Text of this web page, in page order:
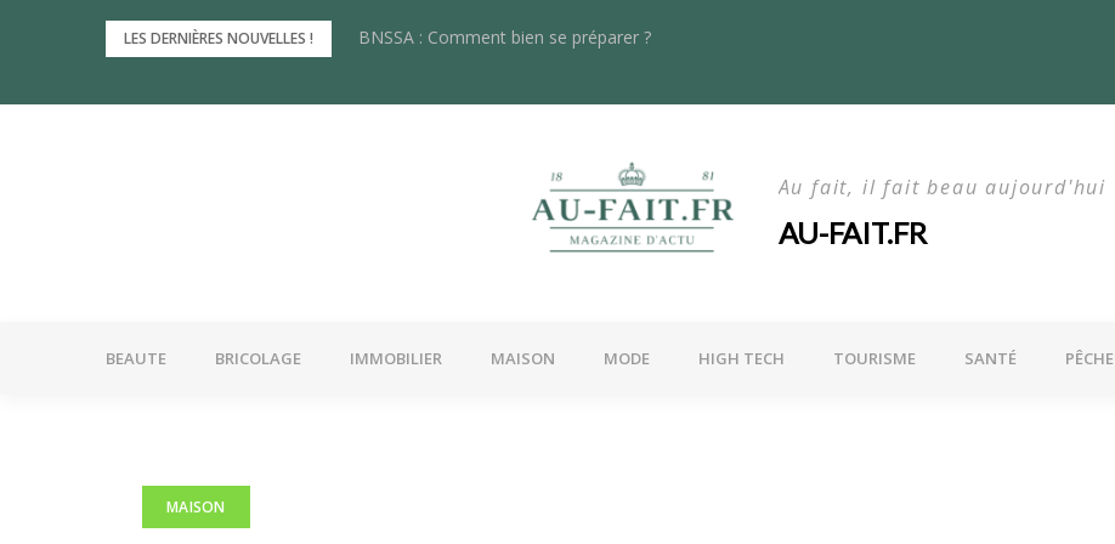
LES DERNIÈRES NOUVELLES ! BNSSA : Comment bien se préparer ?
Les innovations récentes dans le rayonnage lourd : quoi de neuf en 2024 ?
Au fait, il fait beau aujourd'hui
AU-FAIT.FR
BEAUTE BRICOLAGE IMMOBILIER MAISON MODE HIGH TECH TOURISME SANTÉ PÊCHE
MAISON